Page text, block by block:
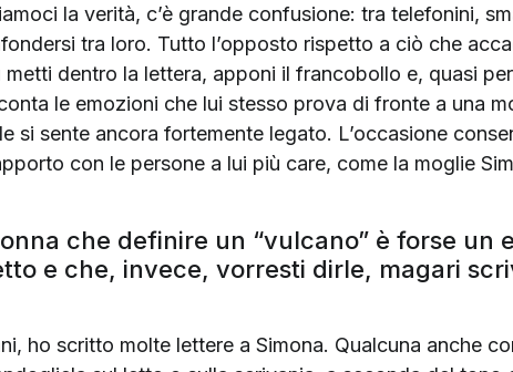
la verità, c’è grande confusione: tra telefonini,
tra loro. Tutto l’opposto rispetto a ciò che
dentro la lettera, apponi il francobollo e, quasi
le emozioni che lui stesso prova di fronte a una
si sente ancora fortemente legato. L’occasione
con le persone a lui più care, come la moglie
che definire un “vulcano” è forse un
e che, invece, vorresti dirle, magari
ho scritto molte lettere a Simona. Qualcuna anche